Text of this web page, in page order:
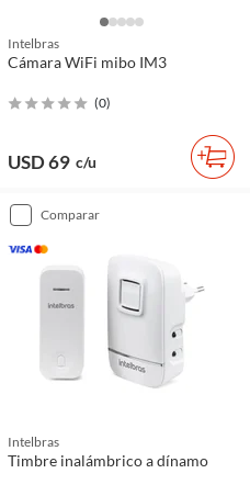
Intelbras
Cámara WiFi mibo IM3
(0)
USD 69 c/u
comparar
Intelbras
Timbre inalámbrico a dínamo